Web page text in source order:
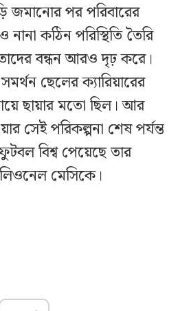
জমানোর পর পরিবারের
কঠিন পরিস্থিতি তৈরি
বন্ধন আরও দৃঢ় করে।
ছেলের ক্যারিয়ারের
ছায়ার মতো ছিল। আর
সেই পরিকল্পনা শেষ পর্যন্ত
বিশ্ব পেয়েছে তার
মেসিকে।